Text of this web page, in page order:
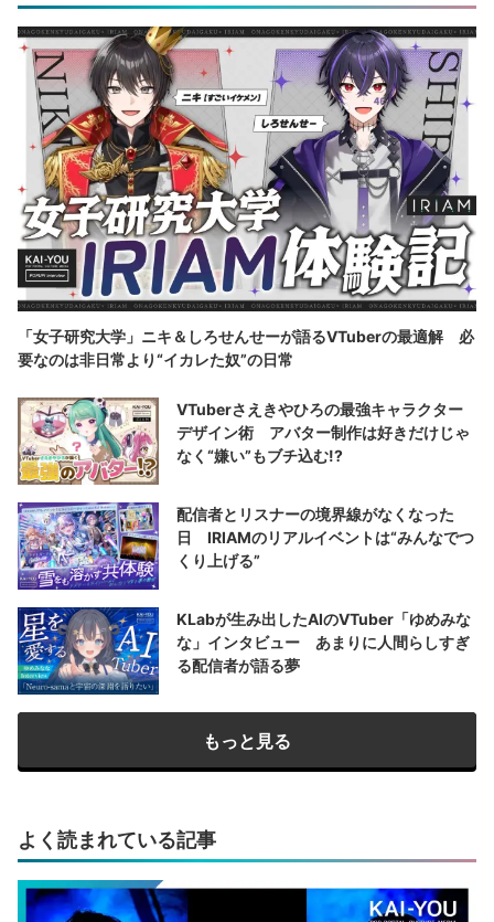
「女子研究大学」ニキ＆しろせんせーが語るVTuberの最適解 必
要なのは非日常より“イカレた奴”の日常
VTuberさえきやひろの最強キャラクター
デザイン術 アバター制作は好きだけじゃ
なく“嫌い”もブチ込む!?
配信者とリスナーの境界線がなくなった
日 IRIAMのリアルイベントは“みんなでつ
くり上げる”
KLabが生み出したAIのVTuber「ゆめみな
な」インタビュー あまりに人間らしすぎ
る配信者が語る夢
もっと見る
よく読まれている記事